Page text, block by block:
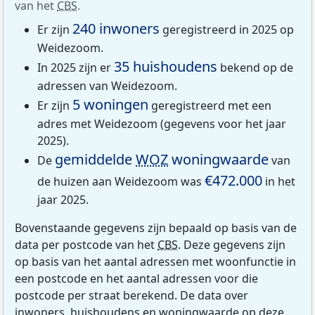
van het CBS.
Er zijn 240 inwoners geregistreerd in 2025 op
Weidezoom.
In 2025 zijn er 35 huishoudens bekend op de
adressen van Weidezoom.
Er zijn 5 woningen geregistreerd met een
adres met Weidezoom (gegevens voor het jaar
2025).
De gemiddeldeWOZwoningwaardevan
de huizen aan Weidezoom was €472.000 in het
jaar 2025.
Bovenstaande gegevens zijn bepaald op basis van de
data per postcode van het CBS. Deze gegevens zijn
op basis van het aantal adressen met woonfunctie in
een postcode en het aantal adressen voor die
postcode per straat berekend. De data over